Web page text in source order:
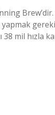
yapmak
mil hızla